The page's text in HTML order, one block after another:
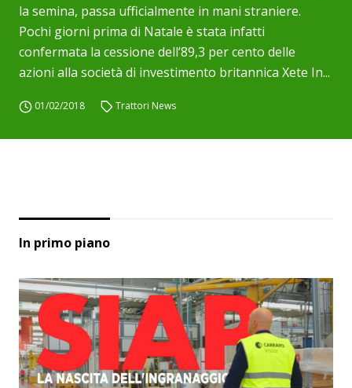
la semina, passa ufficialmente in mani straniere.
Pochi giorni prima di Natale è stata infatti
confermata la cessione dell’89,3 per cento delle
azioni alla società di investimento britannica Xete In...
01/02/2018 Trattori News
In primo piano